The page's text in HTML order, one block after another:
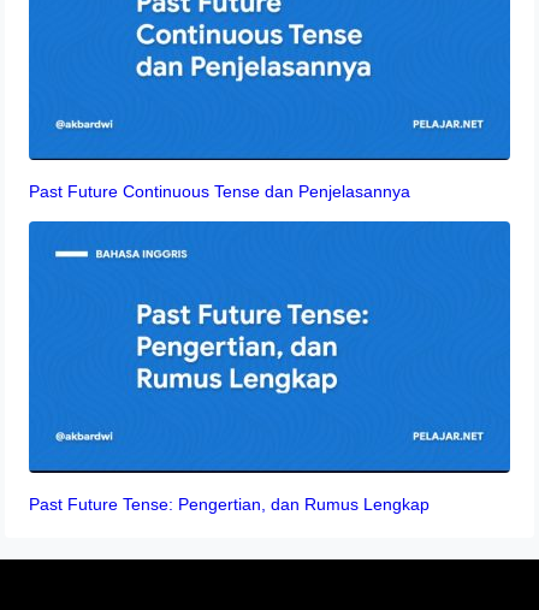
Past Future Continuous Tense dan Penjelasannya
Past Future Tense: Pengertian, dan Rumus Lengkap